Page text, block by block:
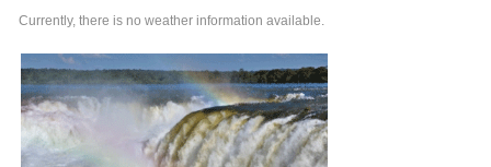
Currently, there is no weather information available.